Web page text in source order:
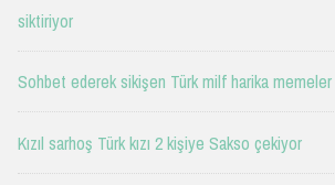
siktiriyor
Sohbet ederek sikişen Türk milf harika memeler
Kızıl sarhoş Türk kızı 2 kişiye Sakso çekiyor